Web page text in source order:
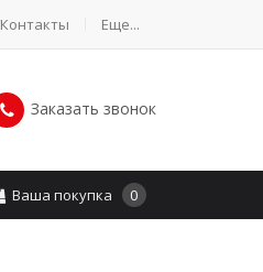
Контакты Еще...
Заказать звонок
Ваша покупка 0